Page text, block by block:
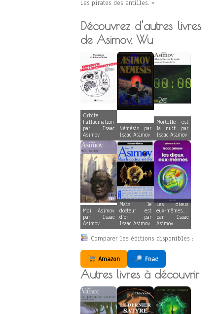
Les pirates des antilles. »
Découvrez d'autres livres
de Asimov, Wu
Orbite
hallucination
par Isaac
Asimov
Némésis par
Isaac Asimov
Mortelle est
la nuit par
Isaac Asimov
Moi, Asimov
par Isaac
Asimov
Mais le
docteur est
d’or par
Isaac Asimov
Les dieux
eux-mêmes…
par Isaac
Asimov
Comparer les éditions disponibles :
Amazon Fnac
Autres livres à découvrir